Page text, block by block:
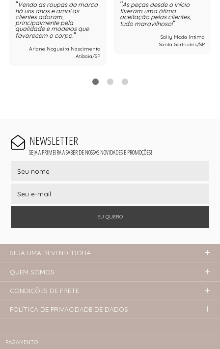
Vendo as roupas da marca
há uns anos e amo! as
clientes adoram,
principalmente pela
qualidade e modelos que
favorecem o corpo.
Ariane Nogueira Nascimento
Atibaia/SP
As peças desde o início
tiveram uma ótima
aceitação pelas clientes,
tudo maravilhoso!
Sally Moda Íntima
Santa Gertrudes/SP
NEWSLETTER
SEJA A PRIMEIRA A SABER DE NOSSAS NOVIDADES E PROMOÇÕES!
EU QUERO
PAGAMENTO
SEJA UMA REVENDEDORA
QUEM SOMOS
CONDIÇÕES DE FRETE
POLÍTICA DE PRIVACIDADE DE DADOS